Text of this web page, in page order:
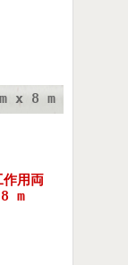
x 8 m
用両
m